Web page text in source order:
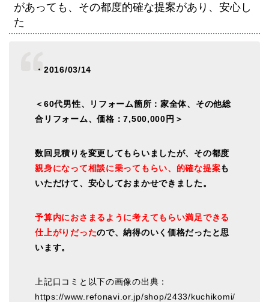
があっても、その都度的確な提案があり、安心し
た
・2016/03/14
＜60代男性、リフォーム箇所：家全体、その他総
合リフォーム、価格：7,500,000円＞
数回見積りを変更してもらいましたが、その都度
親身になって相談に乗ってもらい、的確な提案も
いただけて、安心しておまかせできました。
予算内におさまるように考えてもらい満足できる
仕上がりだったので、納得のいく価格だったと思
います。
上記口コミと以下の画像の出典：
https://www.refonavi.or.jp/shop/2433/kuchikomi/